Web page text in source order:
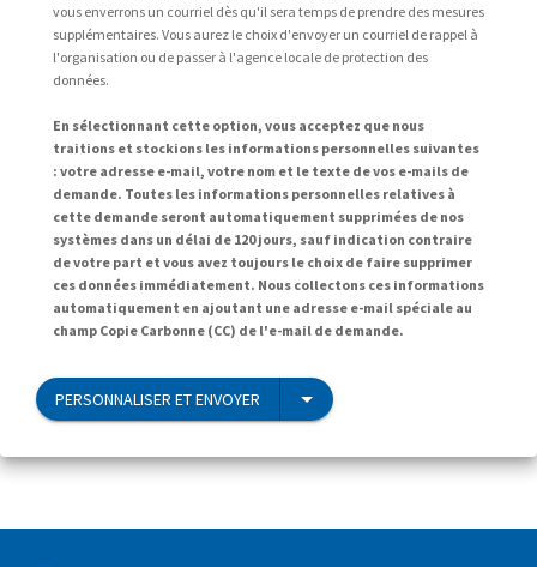
vous enverrons un courriel dès qu'il sera temps de prendre des mesures
supplémentaires. Vous aurez le choix d'envoyer un courriel de rappel à
l'organisation ou de passer à l'agence locale de protection des
données.
En sélectionnant cette option, vous acceptez que nous
traitions et stockions les informations personnelles suivantes
: votre adresse e-mail, votre nom et le texte de vos e-mails de
demande. Toutes les informations personnelles relatives à
cette demande seront automatiquement supprimées de nos
systèmes dans un délai de 120 jours, sauf indication contraire
de votre part et vous avez toujours le choix de faire supprimer
ces données immédiatement. Nous collectons ces informations
automatiquement en ajoutant une adresse e-mail spéciale au
champ Copie Carbonne (CC) de l'e-mail de demande.
PERSONNALISER ET ENVOYER